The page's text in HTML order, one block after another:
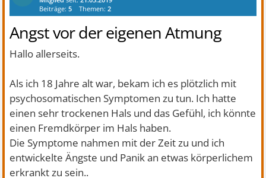
Beiträge:5 Themen:2
Angst vor der eigenen Atmung
Hallo allerseits.
Als ich 18 Jahre alt war, bekam ich es plötzlich mit
psychosomatischen Symptomen zu tun. Ich hatte
einen sehr trockenen Hals und das Gefühl, ich könnte
einen Fremdkörper im Hals haben.
Die Symptome nahmen mit der Zeit zu und ich
entwickelte Ängste und Panik an etwas körperlichem
erkrankt zu sein..